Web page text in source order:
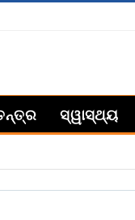
ସ୍ୱାସ୍ଥ୍ୟ